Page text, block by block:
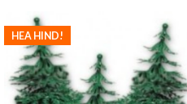
HEA HIND!